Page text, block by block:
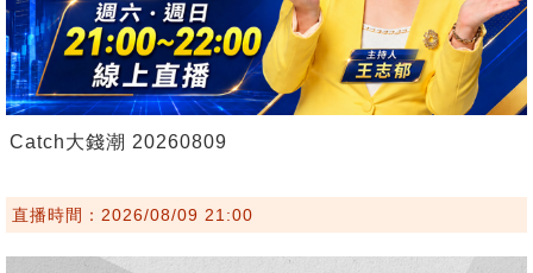
Catch大錢潮 20260809
直播時間：2026/08/09 21:00